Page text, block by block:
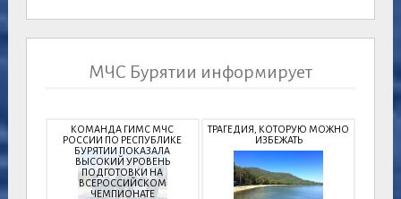
МЧС Бурятии информирует
КОМАНДА ГИМС МЧС
РОССИИ ПО РЕСПУБЛИКЕ
БУРЯТИИ ПОКАЗАЛА
ВЫСОКИЙ УРОВЕНЬ
ПОДГОТОВКИ НА
ВСЕРОССИЙСКОМ
ЧЕМПИОНАТЕ
ТРАГЕДИЯ, КОТОРУЮ МОЖНО
ИЗБЕЖАТЬ